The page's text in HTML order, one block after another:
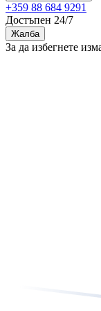
+359 88 684 9291
Достъпен 24/7
Жалба
За да избегнете